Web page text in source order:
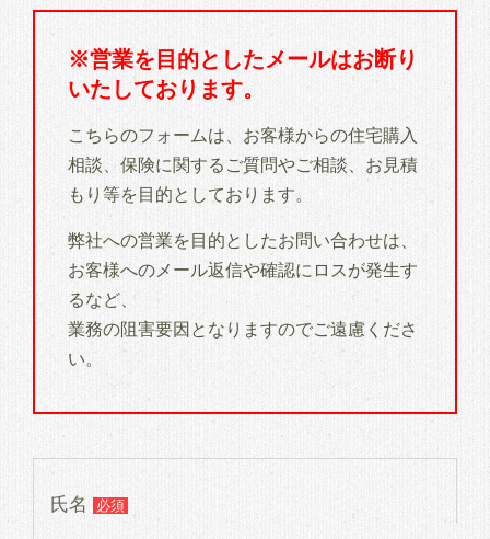
※営業を目的としたメールはお断り
いたしております。
こちらのフォームは、お客様からの住宅購入
相談、保険に関するご質問やご相談、お見積
もり等を目的としております。
弊社への営業を目的としたお問い合わせは、
お客様へのメール返信や確認にロスが発生す
るなど、
業務の阻害要因となりますのでご遠慮くださ
い。
氏名 必須